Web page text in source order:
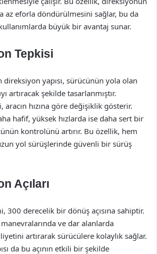
az eforla döndürülmesini sağlar, bu da
büyük bir avantaj sunar.
Tepkisi
direksiyon yapısı, sürücünün yola olan
artıracak şekilde tasarlanmıştır.
hızına göre değişiklik gösterir.
hafif, yüksek hızlarda ise daha sert bir
kontrolünü artırır. Bu özellik, hem
yol sürüşlerinde güvenli bir sürüş
Açıları
300 derecelik bir dönüş açısına sahiptir.
ve dar alanlarda
artırarak sürücülere kolaylık sağlar.
da bu açının etkili bir şekilde